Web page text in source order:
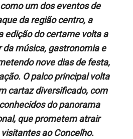
um dos eventos de
da região centro, a
edição do certame volta a
da música, gastronomia e
nove dias de festa,
O palco principal volta
cartaz diversificado, com
do panorama
que prometem atrair
ao Concelho.